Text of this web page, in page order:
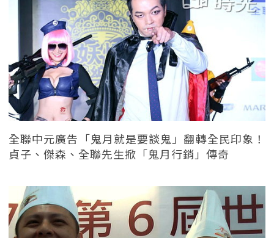
全聯中元廣告「鬼月就是要談鬼」翻轉全民印象！
貞子、傑森、全聯先生掀「鬼月行銷」傳奇